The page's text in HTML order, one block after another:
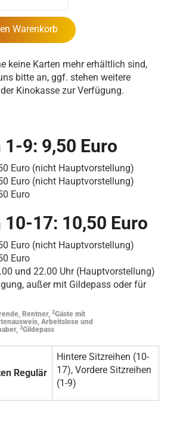
Warenkorb
keine Karten mehr erhältlich sind,
bitte an, ggf. stehen weitere
Kinokasse zur Verfügung.
1-9: 9,50 Euro
Euro (nicht Hauptvorstellung)
Euro (nicht Hauptvorstellung)
Euro
10-17: 10,50 Euro
Euro (nicht Hauptvorstellung)
Euro
und 22.00 Uhr (Hauptvorstellung)
außer mit Gildepass oder für
Rentner, 2Gäste mit
Arbeitslose und
3Gildepass
Regulär
Hintere Sitzreihen (10-
17), Vordere Sitzreihen
(1-9)